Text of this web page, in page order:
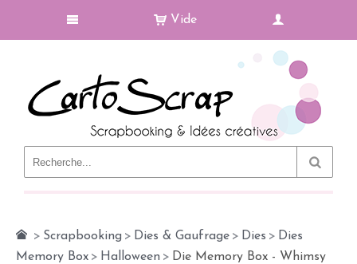
Vide
> Scrapbooking > Dies & Gaufrage > Dies > Dies
Memory Box > Halloween > Die Memory Box - Whimsy